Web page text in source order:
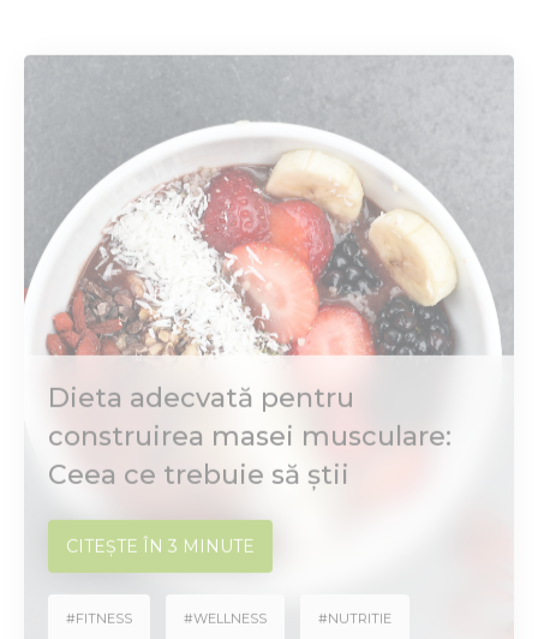
pentru a vă menține energizat și ...
Dieta adecvată pentru
Ceea ce trebuie să știi
CITEȘTE ÎN 3 MINUTE
#FITNESS #WELLNESS